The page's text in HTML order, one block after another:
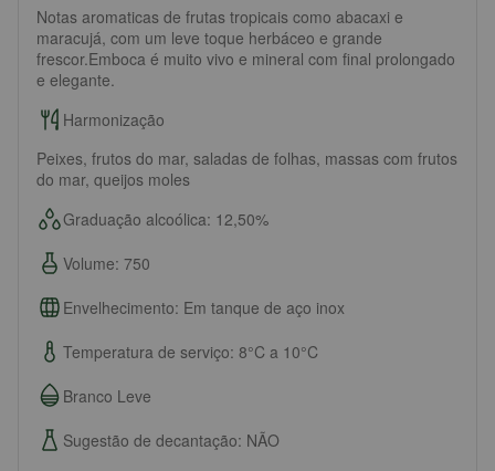
Notas aromaticas de frutas tropicais como abacaxi e
maracujá, com um leve toque herbáceo e grande
frescor.Emboca é muito vivo e mineral com final prolongado
e elegante.
Harmonização
Peixes, frutos do mar, saladas de folhas, massas com frutos
do mar, queijos moles
Graduação alcoólica: 12,50%
Volume: 750
Envelhecimento: Em tanque de aço inox
Temperatura de serviço: 8°C a 10°C
Branco Leve
Sugestão de decantação: NÃO